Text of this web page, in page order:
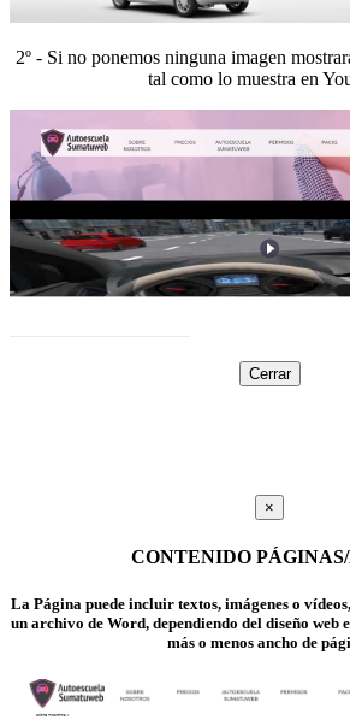
2º - Si no ponemos ninguna imagen
tal como lo muestra en
Cerrar
×
CONTENIDO
La Página puede incluir textos, imágenes o
un archivo de Word, dependiendo del diseño web
más o menos ancho de